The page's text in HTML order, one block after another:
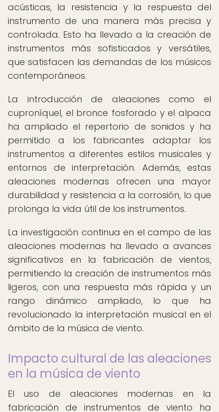
acústicas, la resistencia y la respuesta del
instrumento de una manera más precisa y
controlada. Esto ha llevado a la creación de
instrumentos más sofisticados y versátiles,
que satisfacen las demandas de los músicos
contemporáneos.
La introducción de aleaciones como el
cuproníquel, el bronce fosforado y el alpaca
ha ampliado el repertorio de sonidos y ha
permitido a los fabricantes adaptar los
instrumentos a diferentes estilos musicales y
entornos de interpretación. Además, estas
aleaciones modernas ofrecen una mayor
durabilidad y resistencia a la corrosión, lo que
prolonga la vida útil de los instrumentos.
La investigación continua en el campo de las
aleaciones modernas ha llevado a avances
significativos en la fabricación de vientos,
permitiendo la creación de instrumentos más
ligeros, con una respuesta más rápida y un
rango dinámico ampliado, lo que ha
revolucionado la interpretación musical en el
ámbito de la música de viento.
Impacto cultural de las aleaciones
en la música de viento
El uso de aleaciones modernas en la
fabricación de instrumentos de viento ha